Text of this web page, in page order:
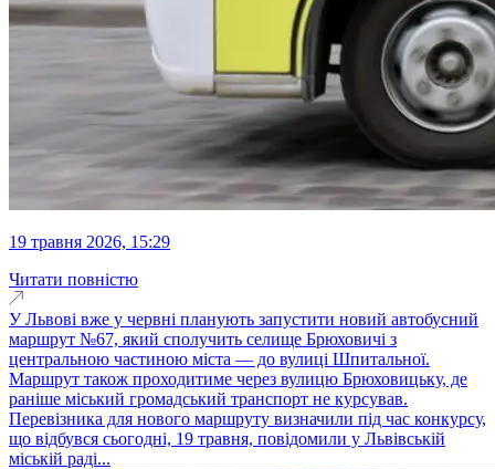
19 травня 2026, 15:29
Читати повністю
У Львові вже у червні планують запустити новий автобусний
маршрут №67, який сполучить селище Брюховичі з
центральною частиною міста — до вулиці Шпитальної.
Маршрут також проходитиме через вулицю Брюховицьку, де
раніше міський громадський транспорт не курсував.
Перевізника для нового маршруту визначили під час конкурсу,
що відбувся сьогодні, 19 травня, повідомили у Львівській
міській раді...